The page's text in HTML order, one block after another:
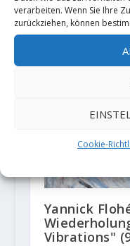
verarbeiten. Wenn Sie Ihre
zurückziehen, können
Cookie-
Elias
22. Januar 2021
Yannick
Vibrations"